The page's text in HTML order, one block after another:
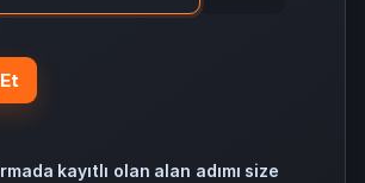
kayıtlı olan alan adımı size